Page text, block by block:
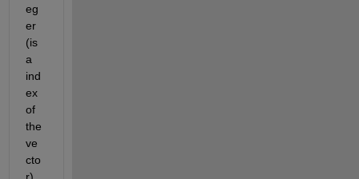
eg
er
(is
a
ind
ex
of
the
ve
cto